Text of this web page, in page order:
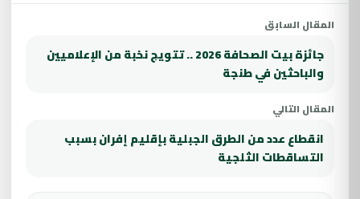
المقال السابق
جائزة بيت الصحافة 2026 .. تتويج نخبة من الإعلاميين
والباحثين في طنجة
المقال التالي
انقطاع عدد من الطرق الجبلية بإقليم إفران بسبب
التساقطات الثلجية